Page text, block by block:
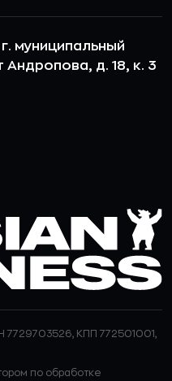
муниципальный
Андропова, д. 18, к. 3
7729703526, КПП 772501001,
по обработке